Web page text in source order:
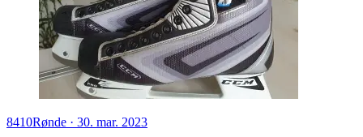
8410Rønde · 30. mar. 2023